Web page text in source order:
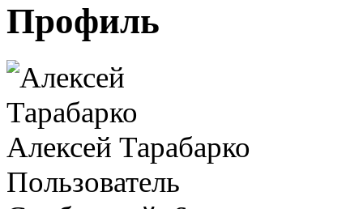
Профиль
Алексей Тарабарко
Пользователь